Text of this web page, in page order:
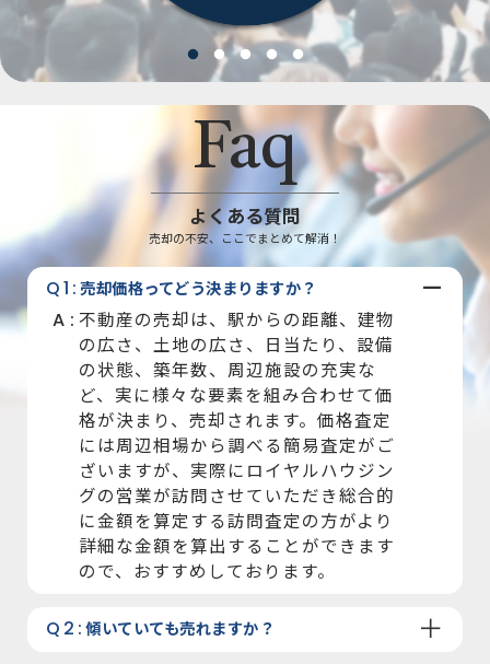
Faq
よくある質問
売却の不安、ここでまとめて解消！
Q1:売却価格ってどう決まりますか？ -
A: 不動産の売却は、駅からの距離、建物
の広さ、土地の広さ、日当たり、設備
の状態、築年数、周辺施設の充実な
ど、実に様々な要素を組み合わせて価
格が決まり、売却されます。価格査定
には周辺相場から調べる簡易査定がご
ざいますが、実際にロイヤルハウジン
グの営業が訪問させていただき総合的
に金額を算定する訪問査定の方がより
詳細な金額を算出することができます
ので、おすすめしております。
Q2:傾いていても売れますか？ ＋